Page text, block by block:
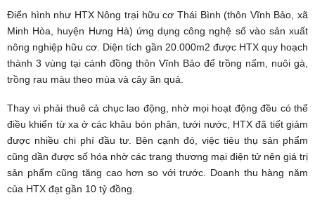
Điển hình như HTX Nông trại hữu cơ Thái Bình (thôn Vĩnh Bảo, xã
Minh Hòa, huyện Hưng Hà) ứng dụng công nghệ số vào sản xuất
nông nghiệp hữu cơ. Diện tích gần 20.000m2 được HTX quy hoạch
thành 3 vùng tại cánh đồng thôn Vĩnh Bảo để trồng nấm, nuôi gà,
trồng rau màu theo mùa và cây ăn quả.
Thay vì phải thuê cả chục lao động, nhờ mọi hoạt động đều có thể
điều khiển từ xa ở các khâu bón phân, tưới nước, HTX đã tiết giảm
được nhiều chi phí đầu tư. Bên cạnh đó, việc tiêu thụ sản phẩm
cũng dần được số hóa nhờ các trang thương mại điện tử nên giá trị
sản phẩm cũng tăng cao hơn so với trước. Doanh thu hàng năm
của HTX đạt gần 10 tỷ đồng.